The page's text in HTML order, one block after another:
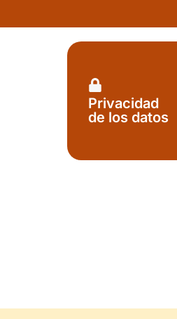
Privacidad
de los datos